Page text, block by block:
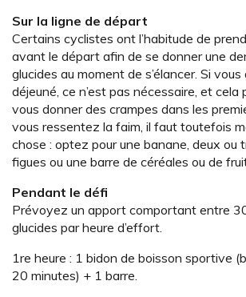
Sur la ligne de départ
Certains cyclistes ont l’habitude de
avant le départ afin de se donner une
glucides au moment de s’élancer. Si
déjeuné, ce n’est pas nécessaire, et cela
vous donner des crampes dans les
vous ressentez la faim, il faut toutefois
chose : optez pour une banane, deux ou
figues ou une barre de céréales ou de
Pendant le défi
Prévoyez un apport comportant entre
glucides par heure d’effort.
1re heure : 1 bidon de boisson sportive
20 minutes) + 1 barre.